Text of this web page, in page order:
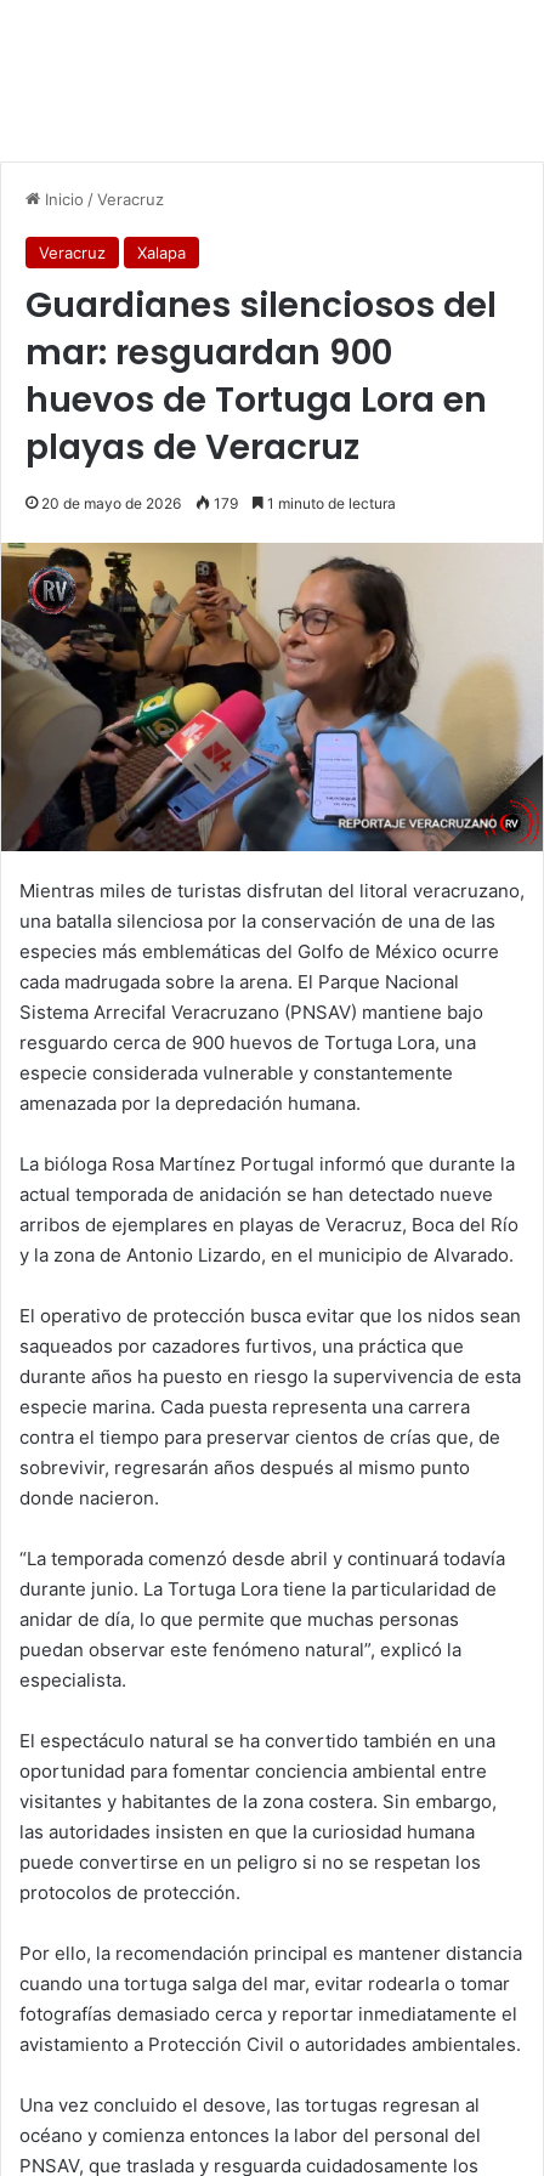
Inicio /Veracruz
Veracruz Xalapa
Guardianes silenciosos del
mar: resguardan 900
huevos de Tortuga Lora en
playas de Veracruz
20 de mayo de 2026 179 1 minuto de lectura
Mientras miles de turistas disfrutan del litoral veracruzano,
una batalla silenciosa por la conservación de una de las
especies más emblemáticas del Golfo de México ocurre
cada madrugada sobre la arena. El Parque Nacional
Sistema Arrecifal Veracruzano (PNSAV) mantiene bajo
resguardo cerca de 900 huevos de Tortuga Lora, una
especie considerada vulnerable y constantemente
amenazada por la depredación humana.
La bióloga Rosa Martínez Portugal informó que durante la
actual temporada de anidación se han detectado nueve
arribos de ejemplares en playas de Veracruz, Boca del Río
y la zona de Antonio Lizardo, en el municipio de Alvarado.
El operativo de protección busca evitar que los nidos sean
saqueados por cazadores furtivos, una práctica que
durante años ha puesto en riesgo la supervivencia de esta
especie marina. Cada puesta representa una carrera
contra el tiempo para preservar cientos de crías que, de
sobrevivir, regresarán años después al mismo punto
donde nacieron.
“La temporada comenzó desde abril y continuará todavía
durante junio. La Tortuga Lora tiene la particularidad de
anidar de día, lo que permite que muchas personas
puedan observar este fenómeno natural”, explicó la
especialista.
El espectáculo natural se ha convertido también en una
oportunidad para fomentar conciencia ambiental entre
visitantes y habitantes de la zona costera. Sin embargo,
las autoridades insisten en que la curiosidad humana
puede convertirse en un peligro si no se respetan los
protocolos de protección.
Por ello, la recomendación principal es mantener distancia
cuando una tortuga salga del mar, evitar rodearla o tomar
fotografías demasiado cerca y reportar inmediatamente el
avistamiento a Protección Civil o autoridades ambientales.
Una vez concluido el desove, las tortugas regresan al
océano y comienza entonces la labor del personal del
PNSAV, que traslada y resguarda cuidadosamente los